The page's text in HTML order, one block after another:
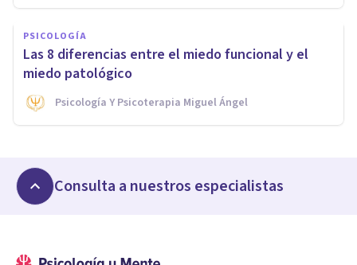
PSICOLOGÍA
Las 8 diferencias entre el miedo funcional y el
miedo patológico
Psicología Y Psicoterapia Miguel Ángel
Consulta a nuestros especialistas